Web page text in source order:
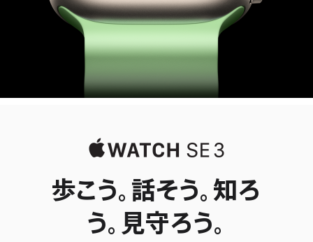
歩こう。話そう。知ろ
う。見守ろう。